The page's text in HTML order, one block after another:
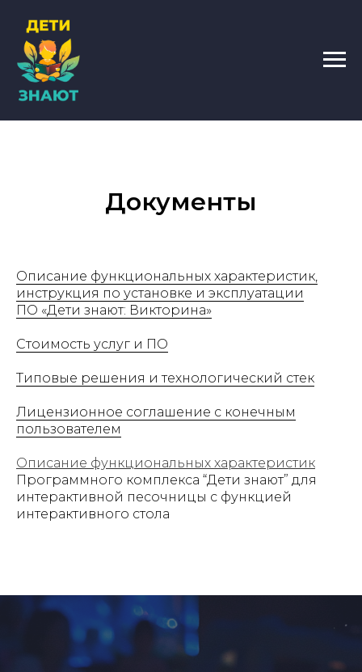
Документы
Описание функциональных характеристик,
инструкция по установке и эксплуатации
ПО «Дети знают: Викторина»
Стоимость услуг и ПО
Типовые решения и технологический стек
Лицензионное соглашение с конечным
пользователем
Описание функциональных характеристик
Программного комплекса “Дети знают” для
интерактивной песочницы с функцией
интерактивного стола